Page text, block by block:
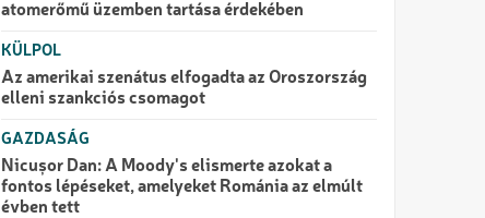
atomerőmű üzemben tartása érdekében
KÜLPOL
Az amerikai szenátus elfogadta az Oroszország
elleni szankciós csomagot
GAZDASÁG
Nicușor Dan: A Moody's elismerte azokat a
fontos lépéseket, amelyeket Románia az elmúlt
évben tett